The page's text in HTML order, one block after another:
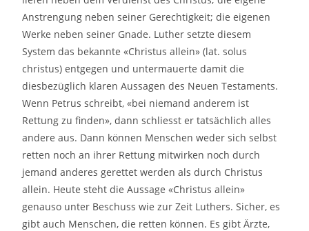
Anstrengung neben seiner Gerechtigkeit; die eigenen
Werke neben seiner Gnade. Luther setzte diesem
System das bekannte «Christus allein» (lat. solus
christus) entgegen und untermauerte damit die
diesbezüglich klaren Aussagen des Neuen Testaments.
Wenn Petrus schreibt, «bei niemand anderem ist
Rettung zu finden», dann schliesst er tatsächlich alles
andere aus. Dann können Menschen weder sich selbst
retten noch an ihrer Rettung mitwirken noch durch
jemand anderes gerettet werden als durch Christus
allein. Heute steht die Aussage «Christus allein»
genauso unter Beschuss wie zur Zeit Luthers. Sicher, es
gibt auch Menschen, die retten können. Es gibt Ärzte,